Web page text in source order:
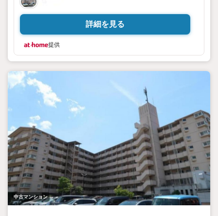
詳細を見る
提供
中古マンション